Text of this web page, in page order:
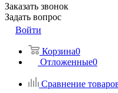
Заказать звонок
Задать вопрос
Войти
Корзина0
Отложенные0
Сравнение